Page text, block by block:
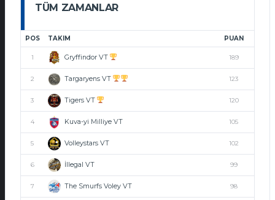
TÜM ZAMANLAR
POS TAKIM PUAN
1 Gryffindor VT 189
2 Targaryens VT 123
3 Tigers VT 120
4 Kuva-yi Milliye VT 105
5 Volleystars VT 102
6 İllegal VT 99
7 The Smurfs Voley VT 98